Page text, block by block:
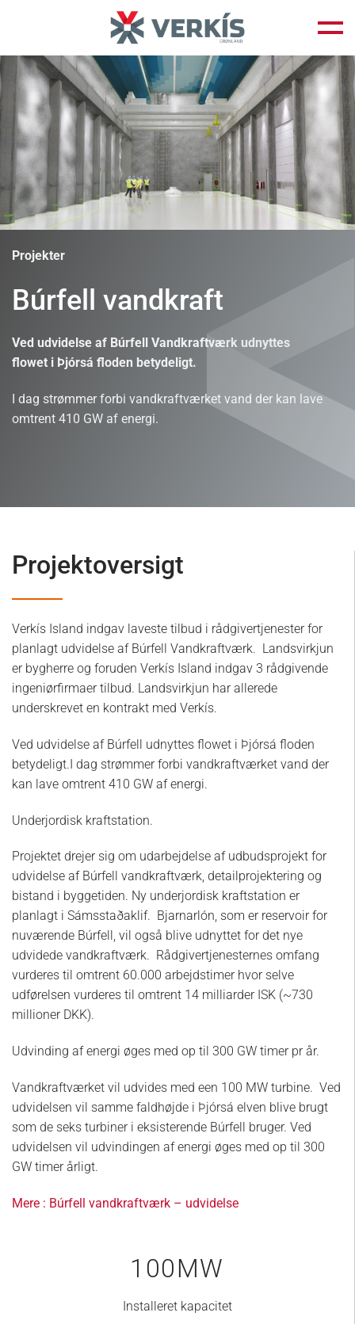
Projekter
Búrfell vandkraft
Ved udvidelse af Búrfell Vandkraftværk udnyttes
flowet i Þjórsá floden betydeligt.
I dag strømmer forbi vandkraftværket vand der kan lave
omtrent 410 GW af energi.
Projektoversigt
Verkís Island indgav laveste tilbud i rådgivertjenester for
planlagt udvidelse af Búrfell Vandkraftværk. Landsvirkjun
er bygherre og foruden Verkís Island indgav 3 rådgivende
ingeniørfirmaer tilbud. Landsvirkjun har allerede
underskrevet en kontrakt med Verkís.
Ved udvidelse af Búrfell udnyttes flowet i Þjórsá floden
betydeligt.I dag strømmer forbi vandkraftværket vand der
kan lave omtrent 410 GW af energi.
Underjordisk kraftstation.
Projektet drejer sig om udarbejdelse af udbudsprojekt for
udvidelse af Búrfell vandkraftværk, detailprojektering og
bistand i byggetiden. Ny underjordisk kraftstation er
planlagt i Sámsstaðaklif. Bjarnarlón, som er reservoir for
nuværende Búrfell, vil også blive udnyttet for det nye
udvidede vandkraftværk. Rådgivertjenesternes omfang
vurderes til omtrent 60.000 arbejdstimer hvor selve
udførelsen vurderes til omtrent 14 milliarder ISK (~730
millioner DKK).
Udvinding af energi øges med op til 300 GW timer pr år.
Vandkraftværket vil udvides med een 100 MW turbine. Ved
udvidelsen vil samme faldhøjde i Þjórsá elven blive brugt
som de seks turbiner i eksisterende Búrfell bruger. Ved
udvidelsen vil udvindingen af energi øges med op til 300
GW timer årligt.
Mere : Búrfell vandkraftværk – udvidelse
100MW
Installeret kapacitet